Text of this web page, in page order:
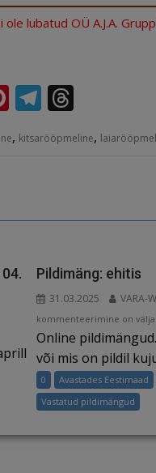
lubatud OÜ A.J.A.
Pi
te
st
T
e
m
r
d
, kitsarööpmeline,
Pildimäng: ehitis
31.03.2025 VARA-
Pildimäng:
ehitis
kommenteerimine on
Online
või mis on pildil
0 Avastades Eestimaad
Vastatud pildimängud